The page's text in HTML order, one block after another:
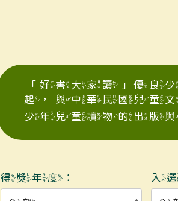
「好書大家讀」優良
起，與中華民國兒童
少年兒童讀物的出版
得獎年度： 入